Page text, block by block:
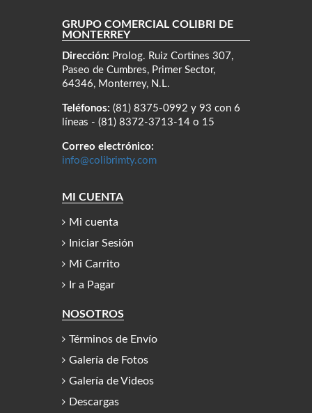
GRUPO COMERCIAL COLIBRÍ DE
MONTERREY
Dirección: Prolog. Ruiz Cortines 307,
Paseo de Cumbres, Primer Sector,
64346, Monterrey, N.L.
Teléfonos: (81) 8375-0992 y 93 con 6
líneas - (81) 8372-3713-14 o 15
Correo electrónico:
info@colibrimty.com
MI CUENTA
Mi cuenta
Iniciar Sesión
Mi Carrito
Ir a Pagar
NOSOTROS
Términos de Envío
Galería de Fotos
Galería de Videos
Descargas